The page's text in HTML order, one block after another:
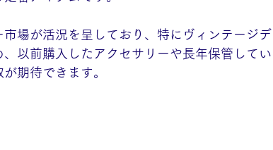
場が活況を呈しており、特にヴィンテージ
以前購入したアクセサリーや長年保管して
期待できます。